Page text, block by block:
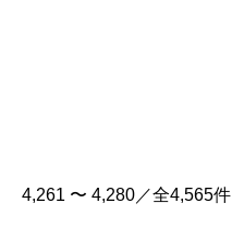
4,261 〜 4,280／全4,565件